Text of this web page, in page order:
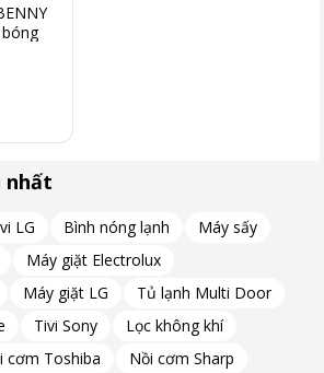
nhất
LG Bình nóng lạnh
Máy sấy
Máy giặt Electrolux
Máy giặt LG
Tủ lạnh Multi Door
Tivi Sony
Lọc không khí
cơm Toshiba
Nồi cơm Sharp